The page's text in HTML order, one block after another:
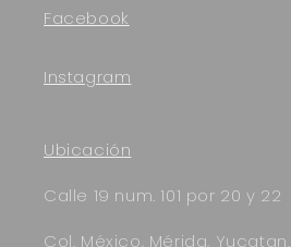
Facebook
Instagram
Ubicación
Calle 19 num. 101 por 20 y 22
Col. México, Mérida, Yucatan.